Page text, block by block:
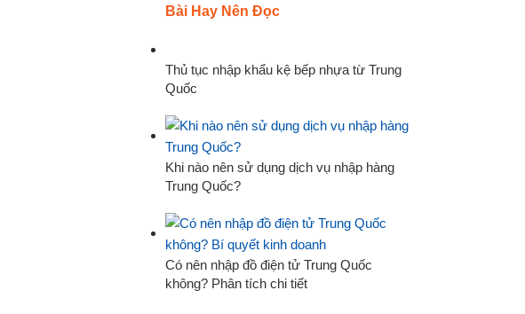
Bài Hay Nên Đọc
Thủ tục nhập khẩu kệ bếp nhựa từ Trung
Quốc
Khi nào nên sử dụng dịch vụ nhập hàng
Trung Quốc?
Có nên nhập đồ điện tử Trung Quốc
không? Phân tích chi tiết